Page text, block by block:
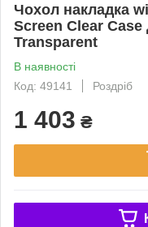
Чохол накладка
Screen Clear
Transparent
В наявності
Код: 49141
Роздріб
1 403 ₴